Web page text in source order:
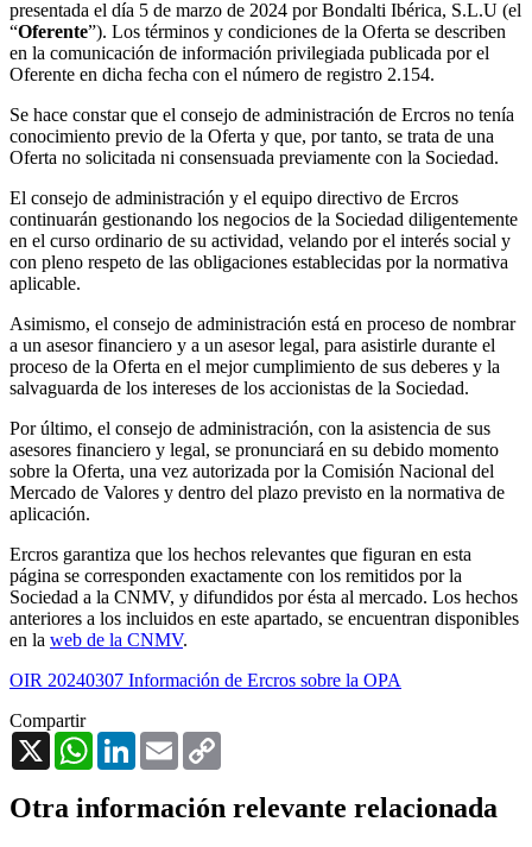
presentada el día 5 de marzo de 2024 por Bondalti Ibérica, S.L.U (el
“Oferente”). Los términos y condiciones de la Oferta se describen
en la comunicación de información privilegiada publicada por el
Oferente en dicha fecha con el número de registro 2.154.
Se hace constar que el consejo de administración de Ercros no tenía
conocimiento previo de la Oferta y que, por tanto, se trata de una
Oferta no solicitada ni consensuada previamente con la Sociedad.
El consejo de administración y el equipo directivo de Ercros
continuarán gestionando los negocios de la Sociedad diligentemente
en el curso ordinario de su actividad, velando por el interés social y
con pleno respeto de las obligaciones establecidas por la normativa
aplicable.
Asimismo, el consejo de administración está en proceso de nombrar
a un asesor financiero y a un asesor legal, para asistirle durante el
proceso de la Oferta en el mejor cumplimiento de sus deberes y la
salvaguarda de los intereses de los accionistas de la Sociedad.
Por último, el consejo de administración, con la asistencia de sus
asesores financiero y legal, se pronunciará en su debido momento
sobre la Oferta, una vez autorizada por la Comisión Nacional del
Mercado de Valores y dentro del plazo previsto en la normativa de
aplicación.
Ercros garantiza que los hechos relevantes que figuran en esta
página se corresponden exactamente con los remitidos por la
Sociedad a la CNMV, y difundidos por ésta al mercado. Los hechos
anteriores a los incluidos en este apartado, se encuentran disponibles
en la web de la CNMV.
OIR 20240307 Información de Ercros sobre la OPA
Compartir
X
WhatsAppLinkedInEmail
Otra información relevante relacionada